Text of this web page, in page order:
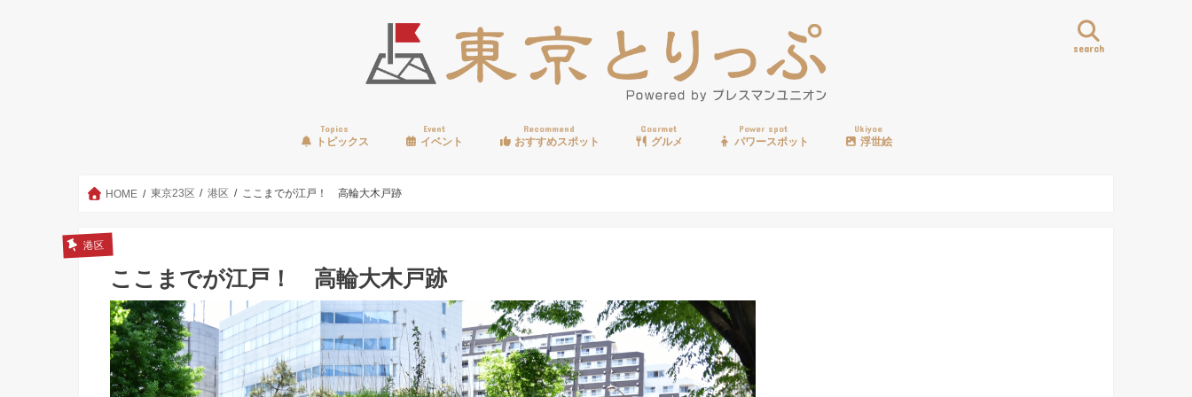
search
Topics
トピックス
Event
イベント
Recommend
おすすめスポット
Gourmet
グルメ
Power spot
パワースポット
Ukiyoe
浮世絵
HOME 東京23区 港区 ここまでが江戸！ 高輪大木戸跡
港区
ここまでが江戸！ 高輪大木戸跡